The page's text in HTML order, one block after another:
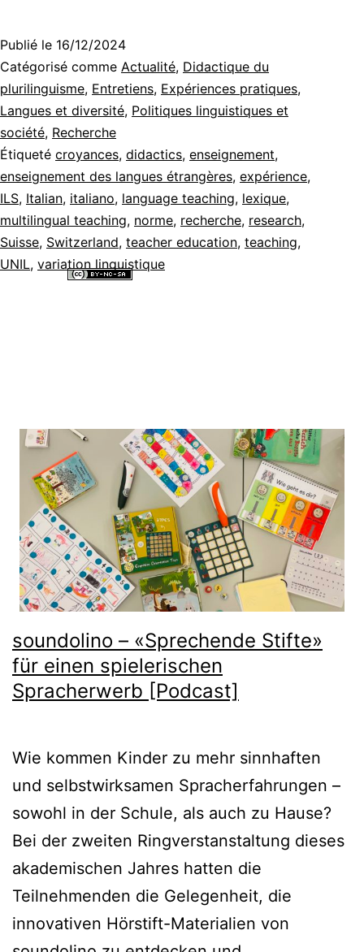
Publié le 16/12/2024
Catégorisé comme Actualité, Didactique du
plurilinguisme, Entretiens, Expériences pratiques,
Langues et diversité, Politiques linguistiques et
société, Recherche
Étiqueté croyances, didactics, enseignement,
enseignement des langues étrangères, expérience,
ILS, Italian, italiano, language teaching, lexique,
multilingual teaching, norme, recherche, research,
Suisse, Switzerland, teacher education, teaching,
UNIL, variation linguistique
soundolino – «Sprechende Stifte»
für einen spielerischen
Spracherwerb [Podcast]
Wie kommen Kinder zu mehr sinnhaften
und selbstwirksamen Spracherfahrungen –
sowohl in der Schule, als auch zu Hause?
Bei der zweiten Ringverstanstaltung dieses
akademischen Jahres hatten die
Teilnehmenden die Gelegenheit, die
innovativen Hörstift-Materialien von